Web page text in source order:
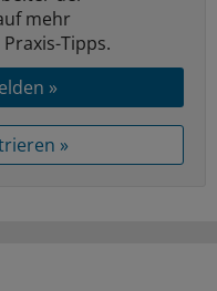
mehr
Tipps.
»
»